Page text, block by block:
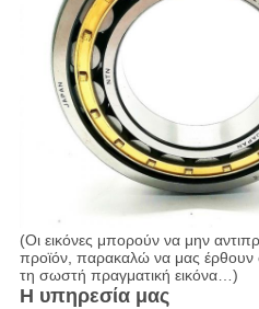
(Οι εικόνες μπορούν να μην
προϊόν, παρακαλώ να μας έρθουν
τη σωστή πραγματική εικόνα…)
Η υπηρεσία μας